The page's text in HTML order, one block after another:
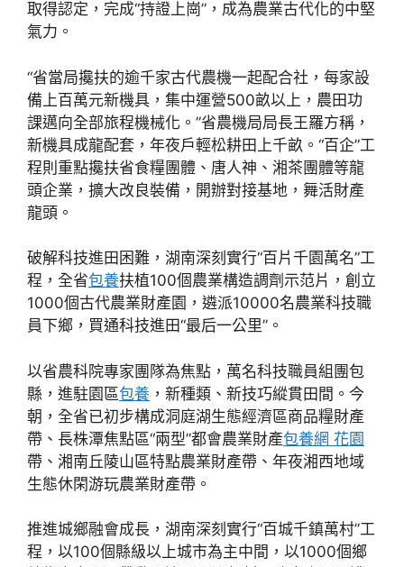
取得認定，完成“持證上崗”，成為農業古代化的中堅
氣力。
“省當局攙扶的逾千家古代農機一起配合社，每家設
備上百萬元新機具，集中運營500畝以上，農田功
課邁向全部旅程機械化。”省農機局局長王羅方稱，
新機具成龍配套，年夜戶輕松耕田上千畝。“百企”工
程則重點攙扶省食糧團體、唐人神、湘茶團體等龍
頭企業，擴大改良裝備，開辦對接基地，舞活財產
龍頭。
破解科技進田困難，湖南深刻實行“百片千園萬名”工
程，全省包養扶植100個農業構造調劑示范片，創立
1000個古代農業財產園，遴派10000名農業科技職
員下鄉，買通科技進田“最后一公里”。
以省農科院專家團隊為焦點，萬名科技職員組團包
縣，進駐園區包養 ，新種類、新技巧縱貫田間。今
朝，全省已初步構成洞庭湖生態經濟區商品糧財產
帶、長株潭焦點區“兩型”都會農業財產包養網 花園
帶、湘南丘陵山區特點農業財產帶、年夜湘西地域
生態休閑游玩農業財產帶。
推進城鄉融會成長，湖南深刻實行“百城千鎮萬村”工
程，以100個縣級以上城市為主中間，以1000個鄉